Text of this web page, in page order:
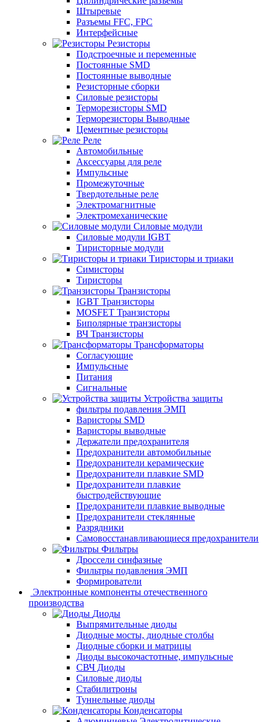
Штыревые
Разъемы FFC, FPC
Интерфейсные
Резисторы
Подстроечные и переменные
Постоянные SMD
Постоянные выводные
Резисторные сборки
Силовые резисторы
Терморезисторы SMD
Терморезисторы Выводные
Цементные резисторы
Реле
Автомобильные
Аксессуары для реле
Импульсные
Промежуточные
Твердотельные реле
Электромагнитные
Электромеханические
Силовые модули
Силовые модули IGBT
Тиристорные модули
Тиристоры и триаки
Симисторы
Тиристоры
Транзисторы
IGBT Транзисторы
MOSFET Транзисторы
Биполярные транзисторы
ВЧ Транзисторы
Трансформаторы
Согласующие
Импульсные
Питания
Сигнальные
Устройства защиты
фильтры подавления ЭМП
Варисторы SMD
Варисторы выводные
Держатели предохранителя
Предохранители автомобильные
Предохранители керамические
Предохранители плавкие SMD
Предохранители плавкие
быстродействующие
Предохранители плавкие выводные
Предохранители стеклянные
Разрядники
Самовосстанавливающиеся предохранители
Фильтры
Дроссели синфазные
Фильтры подавления ЭМП
Формирователи
Электронные компоненты отечественного
производства
Диоды
Выпрямительные диоды
Диодные мосты, диодные столбы
Диодные сборки и матрицы
Диоды высокочастотные, импульсные
СВЧ Диоды
Силовые диоды
Стабилитроны
Туннельные диоды
Конденсаторы